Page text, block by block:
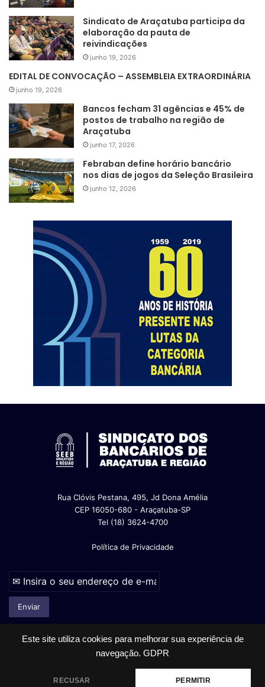
Este site utiliza cookies para melhorar sua experiência de
navegação. GDPR
RECUSAR PERMITIR
Sindicato de Araçatuba participa da
elaboração da pauta de
reivindicações
junho 19, 2026
EDITAL DE CONVOCAÇÃO – ASSEMBLEIA EXTRAORDINÁRIA
junho 19, 2026
Bancos fecham 31 agências e 45% de
postos de trabalho na região de
Araçatuba
junho 17, 2026
Febraban define horário bancário
nos dias de jogos da Seleção Brasileira
junho 12, 2026
Rua Clóvis Pestana, 495, Jd Dona Amélia
CEP 16050-680 - Araçatuba-SP
Tel (18) 3624-4700
Política de Privacidade
© Copyright 2026, Todos os direitos reservados |